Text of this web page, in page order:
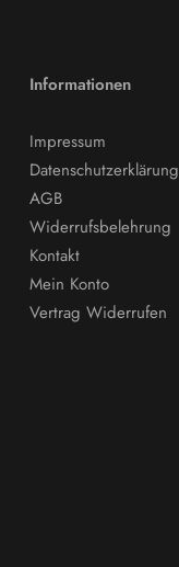
Informationen
Impressum
Datenschutzerklärung
AGB
Widerrufsbelehrung
Kontakt
Mein Konto
Vertrag Widerrufen